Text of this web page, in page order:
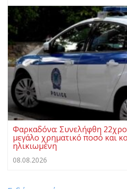
Φαρκαδόνα: Συνελήφθη
μεγάλο χρηματικό ποσό και
ηλικιωμένη
08.08.2026